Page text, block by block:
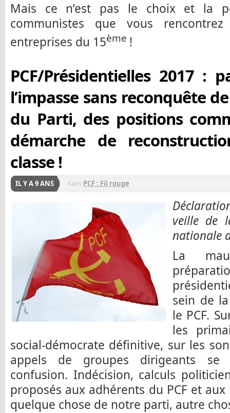
Mais ce n’est pas le choix et la
communistes que vous
entreprises du 15ème !
PCF/Présidentielles 2017 :
l’impasse sans reconquête
du Parti, des positions
démarche de
classe !
IL Y A 9 ANS dans PCF : Fil rouge
veille de
nationale
La
sein de
le PCF.
les
social-démocrate définitive, sur les
appels de groupes dirigeants se
confusion. Indécision, calculs
proposés aux adhérents du PCF et
quelque chose de notre parti, autre